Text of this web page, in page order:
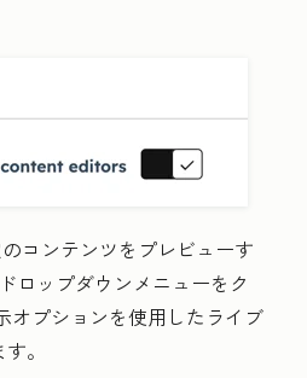
コンテンツをプレビューす
ロップダウンメニューをク
オプションを使用したライブ
。